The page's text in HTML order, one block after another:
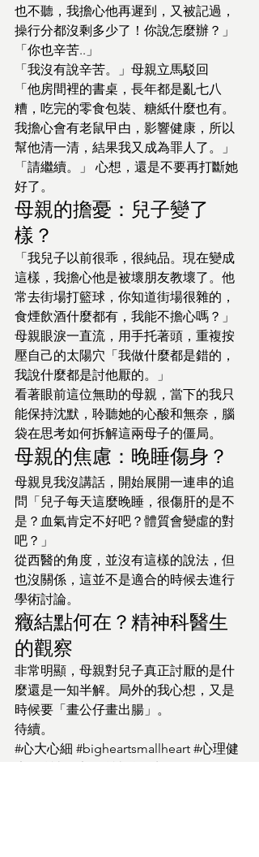
也不聽，我擔心他再遲到，又被記過，
操行分都沒剩多少了！你說怎麼辦？」
「你也辛苦..」
「我沒有說辛苦。」母親立馬駁回
「他房間裡的書桌，長年都是亂七八
糟，吃完的零食包裝、糖紙什麼也有。
我擔心會有老鼠曱甴，影響健康，所以
幫他清一清，結果我又成為罪人了。」
「請繼續。」 心想，還是不要再打斷她
好了。
母親的擔憂：兒子變了
樣？
「我兒子以前很乖，很純品。現在變成
這樣，我擔心他是被壞朋友教壞了。他
常去街場打籃球，你知道街場很雜的，
食煙飲酒什麼都有，我能不擔心嗎？」
母親眼淚一直流，用手托著頭，重複按
壓自己的太陽穴「我做什麼都是錯的，
我說什麼都是討他厭的。」
看著眼前這位無助的母親，當下的我只
能保持沈默，聆聽她的心酸和無奈，腦
袋在思考如何拆解這兩母子的僵局。
母親的焦慮：晚睡傷身？
母親見我沒講話，開始展開一連串的追
問「兒子每天這麼晚睡，很傷肝的是不
是？血氣肯定不好吧？體質會變虛的對
吧？」
從西醫的角度，並沒有這樣的說法，但
也沒關係，這並不是適合的時候去進行
學術討論。
癥結點何在？精神科醫生
的觀察
非常明顯，母親對兒子真正討厭的是什
麼還是一知半解。局外的我心想，又是
時候要「畫公仔畫出腸」。
待續。
#心大心細 #bigheartsmallheart #心理健